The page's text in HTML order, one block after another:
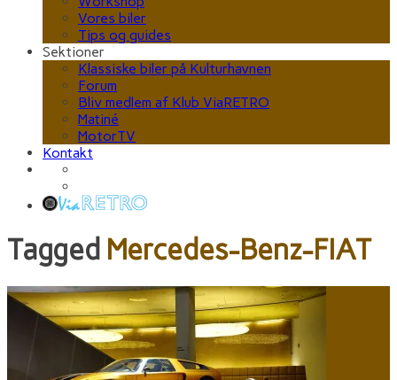
Vores biler
Tips og guides
Sektioner
Klassiske biler på Kulturhavnen
Forum
Bliv medlem af Klub ViaRETRO
Matiné
MotorTV
Kontakt
Tagged Mercedes-Benz-FIAT